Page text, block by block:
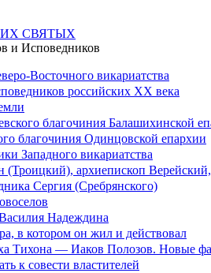
СВЯТЫХ
и Исповедников
Восточного викариатства
российских ХХ века
благочиния Балашихинской
благочиния Одинцовской епархии
Западного викариатства
архиепископ Верейский,
Сергия (Сребрянского)
Надеждина
в котором он жил и действовал
Тихона — Иаков Полозов. Новые
к совести властителей